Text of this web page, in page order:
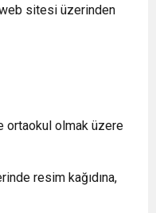
sitesi üzerinden
ortaokul olmak üzere
resim kağıdına,